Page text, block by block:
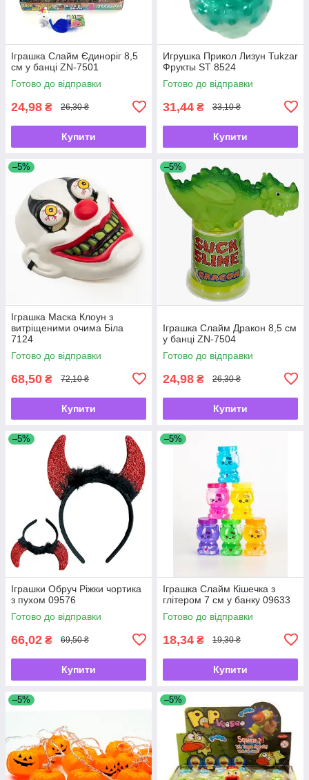
Іграшка Слайм Єдиноріг 8,5
см у банці ZN-7501
Готово до відправки
24,98 ₴ 26,30 ₴
Купити
Игрушка Прикол Лизун Tukzar
Фрукты ST 8524
Готово до відправки
31,44 ₴ 33,10 ₴
Купити
–5%
Іграшка Маска Клоун з
витріщеними очима Біла
7124
Готово до відправки
68,50 ₴ 72,10 ₴
Купити
–5%
Іграшка Слайм Дракон 8,5 см
у банці ZN-7504
Готово до відправки
24,98 ₴ 26,30 ₴
Купити
–5%
Іграшки Обруч Ріжки чортика
з пухом 09576
Готово до відправки
66,02 ₴ 69,50 ₴
Купити
–5%
Іграшка Слайм Кішечка з
глітером 7 см у банку 09633
Готово до відправки
18,34 ₴ 19,30 ₴
Купити
–5% –5%